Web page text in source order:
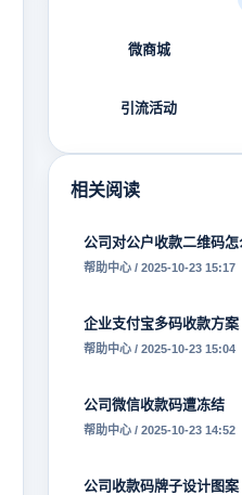
微商城
引流活动
相关阅读
公司对公户收款二维码
帮助中心 / 2025-10-23 15:17
企业支付宝多码收款方案
帮助中心 / 2025-10-23 15:04
公司微信收款码遭冻结
帮助中心 / 2025-10-23 14:52
公司收款码牌子设计图案